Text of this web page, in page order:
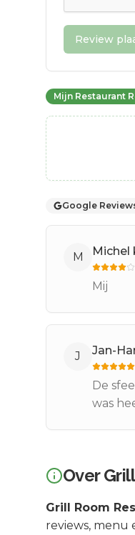
Review
Mijn Restaurant
Google
M Michel
Mij
J Jan-
De
was
Over
Grill Room
reviews, menu